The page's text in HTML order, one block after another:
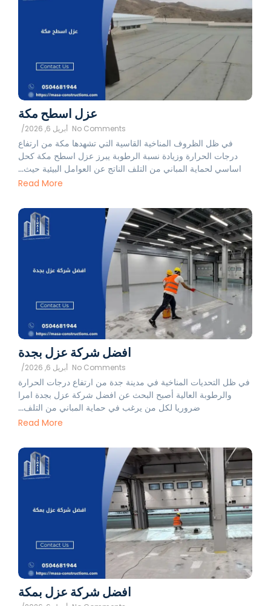
عزل اسطح مكة
أبريل 6, 2026 / No Comments
في ظل الظروف المناخية القاسية التي تشهدها مكة من ارتفاع
درجات الحرارة وزيادة نسبة الرطوبة يبرز عزل اسطح مكة كحل
اساسي لحماية المباني من التلف الناتج عن العوامل البيئية حيث...
Read More
افضل شركة عزل بجدة
أبريل 6, 2026 / No Comments
في ظل التحديات المناخية في مدينة جدة من ارتفاع درجات الحرارة
والرطوبة العالية أصبح البحث عن افضل شركة عزل بجدة امرا
ضروريا لكل من يرغب في حماية المباني من التلف...
Read More
افضل شركة عزل بمكة